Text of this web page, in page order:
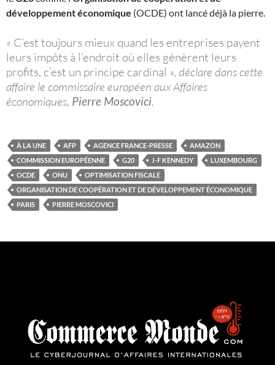
développement économique (OCDE) ont lancé déjà la pierre.
« C’est toujours mieux quand les entreprises payent
leurs impôts à l’endroit où elles génèrent leurs
profits, c’est un principe cardinal », déclare dans cette
affaire le commissaire européen aux Affaires
économiques, Pierre Moscovici.
À LA UNE AFP AGENCE FRANCE-PRESSE
AMAZON
COMMISSION EUROPÉENNE
G20 J-F KENNEDY
LUXEMBOURG
OCDE
ONU
OPTIMISATION FISCALE
ORGANISATION DE COOPÉRATION ET DE DÉVELOPPEMENT ÉCONOMIQUE
PARIS
PIERRE MOSCOVICI